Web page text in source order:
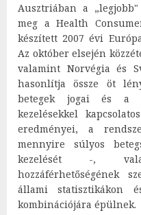
Ausztriában a
meg a Health
készített 2007 évi
Az október elsején
valamint Norvégia és
hasonlítja össze öt
betegek jogai és a
kezelésekkel
eredményei, a
mennyire súlyos
kezelését -,
hozzáférhetőségének
állami statisztikákon
kombinációjára épülnek.